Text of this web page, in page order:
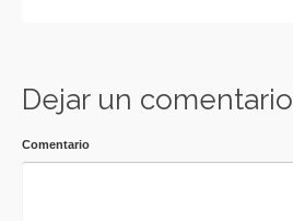
Dejar un comentario
Comentario